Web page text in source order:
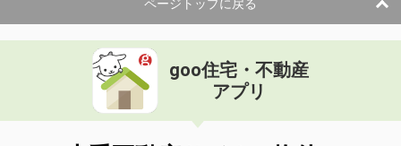
ページトップに戻る
goo住宅・不動産
アプリ